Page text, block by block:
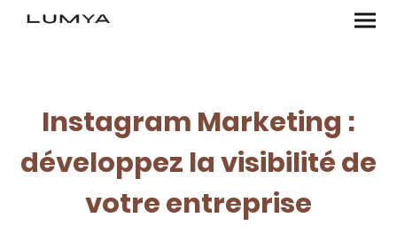
Instagram Marketing :
développez la visibilité de
votre entreprise